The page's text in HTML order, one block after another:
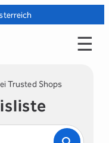
☰
Trusted Shops